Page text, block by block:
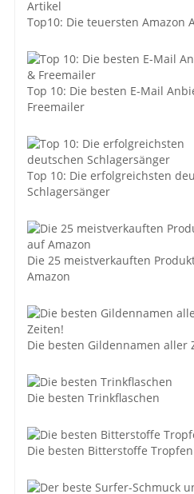
Top10: Die teuersten Amazon
Top 10: Die besten E-Mail
Freemailer
Top 10: Die erfolgreichsten
Schlagersänger
Die 25 meistverkauften
Amazon
Die besten Gildennamen aller
Die besten Trinkflaschen
Die besten Bitterstoffe Tropfen